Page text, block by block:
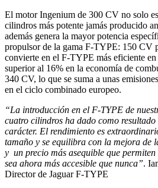
El motor Ingenium de 300 CV no solo
cilindros más potente jamás producido
además genera la mayor potencia
propulsor de la gama F-TYPE: 150 CV
convierte en el F-TYPE más eficiente
superior al 16% en la economía de
340 CV, lo que se suma a unas
en el ciclo combinado europeo.
“La introducción en el F-TYPE de
cuatro cilindros ha dado como
carácter. El rendimiento es
tamaño y se equilibra con la mejora de
y un precio más asequible que
sea ahora más accesible que nunca”.
Director de Jaguar F-TYPE